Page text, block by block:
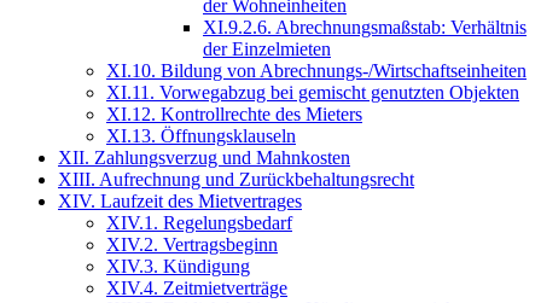
der Wohneinheiten
XI.9.2.6. Abrechnungsmaßstab: Verhältnis
der Einzelmieten
XI.10. Bildung von Abrechnungs-/Wirtschaftseinheiten
XI.11. Vorwegabzug bei gemischt genutzten Objekten
XI.12. Kontrollrechte des Mieters
XI.13. Öffnungsklauseln
XII. Zahlungsverzug und Mahnkosten
XIII. Aufrechnung und Zurückbehaltungsrecht
XIV. Laufzeit des Mietvertrages
XIV.1. Regelungsbedarf
XIV.2. Vertragsbeginn
XIV.3. Kündigung
XIV.4. Zeitmietverträge